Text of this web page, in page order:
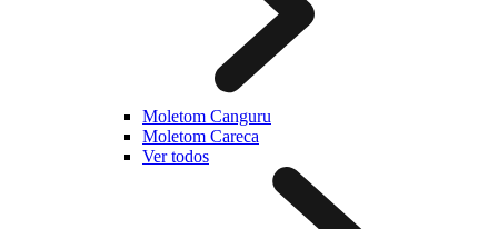
Moletom Canguru
Moletom Careca
Ver todos